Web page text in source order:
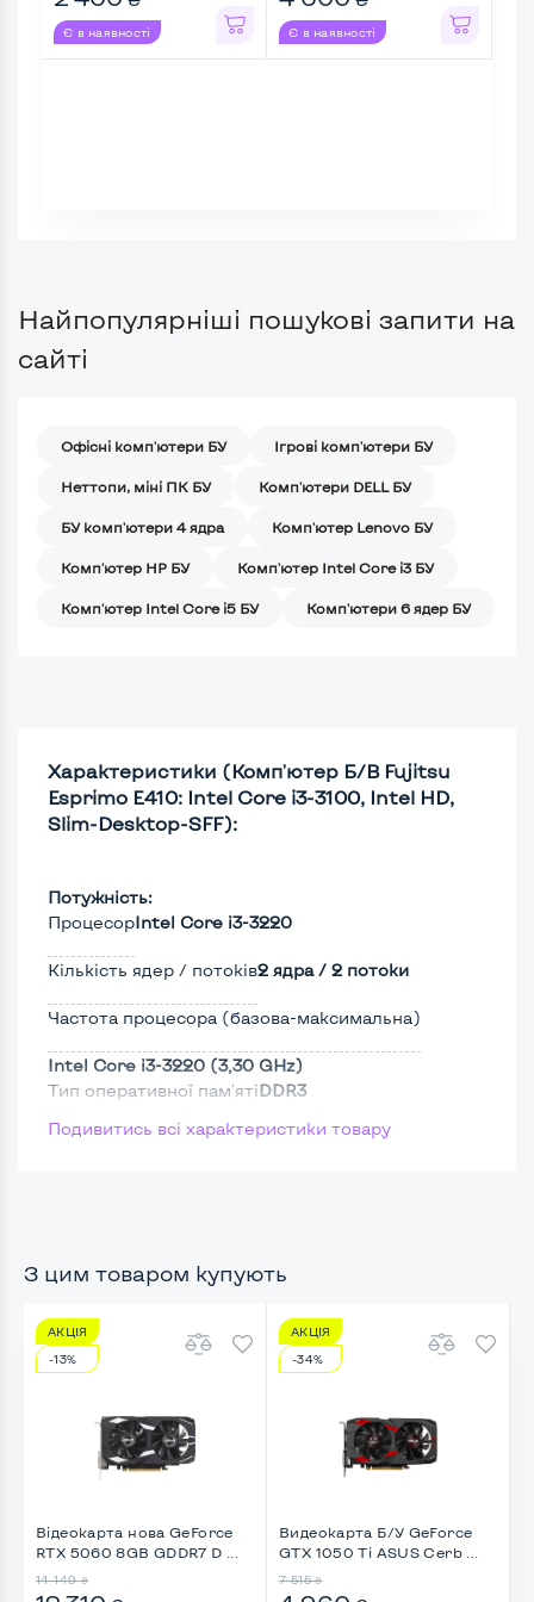
Є в наявності Є в наявності
Найпопулярніші пошукові запити на
сайті
Офісні комп'ютери БУ Ігрові комп'ютери БУ
Неттопи, міні ПК БУ Комп'ютери DELL БУ
БУ комп'ютери 4 ядра Комп'ютер Lenovo БУ
Комп'ютер HP БУ Комп'ютер Intel Core i3 БУ
Комп'ютер Intel Core i5 БУ Комп'ютери 6 ядер БУ
Характеристики (Комп'ютер Б/В Fujitsu
Esprimo E410: Intel Core i3-3100, Intel HD,
Slim-Desktop-SFF):
Потужність:
ПроцесорIntel Core i3-3220
Кількість ядер / потоків2 ядра / 2 потоки
Частота процесора (базова-максимальна)
Intel Core i3-3220 (3,30 GHz)
Тип оперативної пам'ятіDDR3
Тип накопичувачаSSD 2,5"
Можливості відеокарти:
Тип відеокарти
Відеопроцесор системного блоку Intel HD
Розмір відеопам'яті, Гб
Типорозмір корпусу
Slim-Desktop-SFF
Подивитись всі характеристики товару
З цим товаром купують
АКЦІЯ
-13%
Відеокарта нова GeForce
RTX 5060 8GB GDDR7 D ...
14 149 ₴
АКЦІЯ
-34%
Видеокарта Б/У GeForce
GTX 1050 Ti ASUS Cerb ...
7 515 ₴